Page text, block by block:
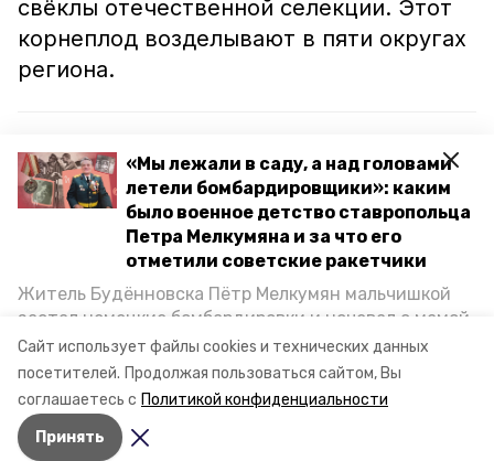
Сайт использует файлы cookies и технических данных
посетителей. Продолжая пользоваться сайтом, Вы
соглашаетесь с Политикой конфиденциальности
Принять
«Мы лежали в саду, а над головами
летели бомбардировщики»: каким
было военное детство ставропольца
Петра Мелкумяна и за что его
отметили советские ракетчики
Житель Будённовска Пётр Мелкумян мальчишкой
застал немецкие бомбардировки и ночевал с мамой
под открытым небом, когда гитлеровцы заняли их
дом. Чем запомнились эти дни, как выживали после
и чем Пётр помог ракетным войскам — в новом
материале спецпроекта «Победы26» «Дети
Великой Отечественной».
свёклы отечественной селекции. Этот
корнеплод возделывают в пяти округах
региона.
Ставропольскую продукцию АПК закупают
более 50 стран
Более 4,6 миллиарда рублей направят на
поддержку АПК Ставрополья
Более 246 тыс. субъектов МСП действует на
Ставрополье
ставропольский край